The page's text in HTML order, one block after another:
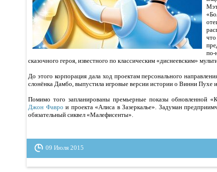
сказочного героя, известного по классическим «диснеевским»
До этого корпорация дала ход проектам персонального
слонёнка Дамбо, выпустила игровые версии истории о Винни Пухе
Помимо того запланированы премьерные показы обновленной
Джон Фавро и проекта «Алиса в Зазеркалье». Задуман
обязательный сиквел «Малефисенты».
09 Июля 2015